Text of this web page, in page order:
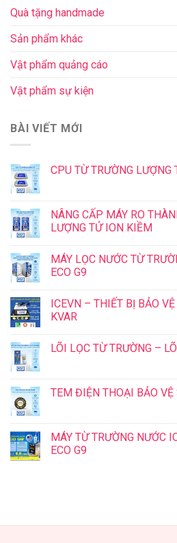
Quà tặng handmade
Sản phẩm khác
Vật phẩm quảng cáo
Vật phẩm sự kiện
BÀI VIẾT MỚI
CPU TỪ TRƯỜNG LƯỢNG
NÂNG CẤP MÁY RO
LƯỢNG TỬ ION KIỀM
MÁY LỌC NƯỚC TỪ
ECO G9
ICEVN – THIẾT BỊ BẢO
KVAR
LÕI LỌC TỪ TRƯỜNG –
TEM ĐIỆN THOẠI BẢO VỆ
MÁY TỪ TRƯỜNG NƯỚC
ECO G9